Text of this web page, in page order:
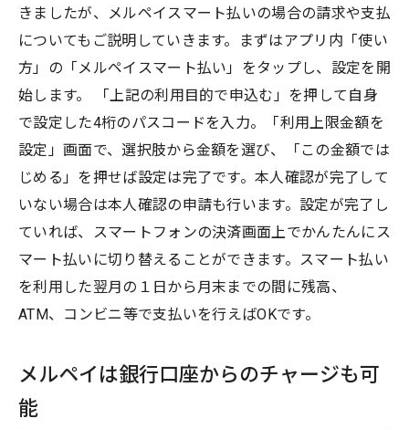
きましたが、メルペイスマート払いの場合の請求や支払
についてもご説明していきます。まずはアプリ内「使い
方」の「メルペイスマート払い」をタップし、設定を開
始します。 「上記の利用目的で申込む」を押して自身
で設定した4桁のパスコードを入力。「利用上限金額を
設定」画面で、選択肢から金額を選び、「この金額では
じめる」を押せば設定は完了です。本人確認が完了して
いない場合は本人確認の申請も行います。設定が完了し
ていれば、スマートフォンの決済画面上でかんたんにス
マート払いに切り替えることができます。スマート払い
を利用した翌月の１日から月末までの間に残高、
ATM、コンビニ等で支払いを行えばOKです。
メルペイは銀行口座からのチャージも可
能